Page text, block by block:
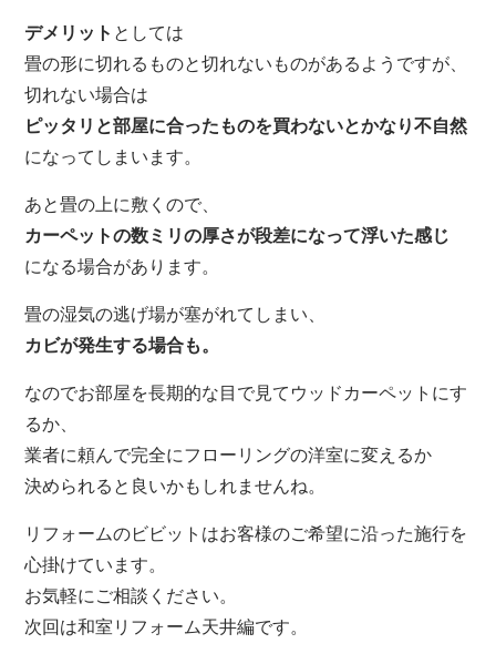
デメリット としては
畳の形に切れるものと切れないものがあるようですが、
切れない場合は
ピッタリと部屋に合ったものを買わないとかなり不自然
になってしまいます。
あと畳の上に敷くので、
カーペットの数ミリの厚さが段差になって浮いた感じ
になる場合があります。
畳の湿気の逃げ場が塞がれてしまい、
カビが発生する場合も。
なのでお部屋を長期的な目で見てウッドカーペットにす
るか、
業者に頼んで完全にフローリングの洋室に変えるか
決められると良いかもしれませんね。
リフォームのビビットはお客様のご希望に沿った施行を
心掛けています。
お気軽にご相談ください。
次回は和室リフォーム天井編です。